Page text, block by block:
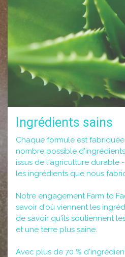
Ingrédients sains
Chaque formule est
nombre possible
issus de l'agriculture durable
les ingrédients que nous
Notre engagement Farm to
savoir d'où viennent les
de savoir qu'ils soutiennent
et une terre plus saine.
Avec plus de 70 %